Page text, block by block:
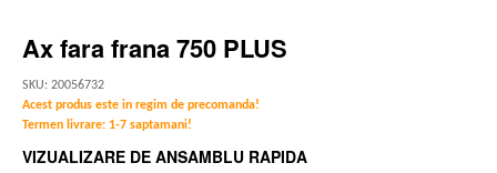
Ax fara frana 750 PLUS
SKU: 20056732
Acest produs este in regim de precomanda!
Termen livrare: 1-7 saptamani!
VIZUALIZARE DE ANSAMBLU RAPIDA